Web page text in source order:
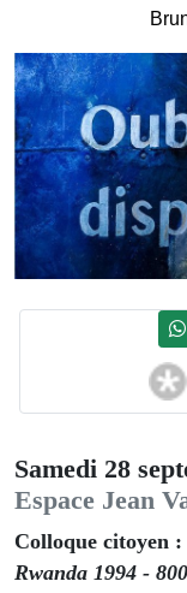
Samedi 28
Espace Jean
Colloque citoyen
Rwanda 1994 -